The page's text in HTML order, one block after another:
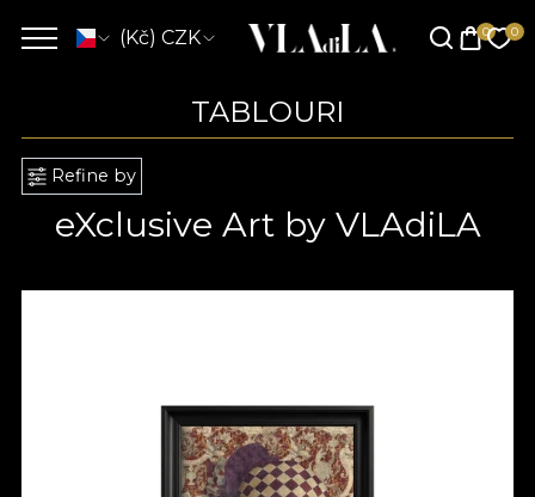
(Kč) CZK
TABLOURI
Refine by
eXclusive Art by VLAdiLA